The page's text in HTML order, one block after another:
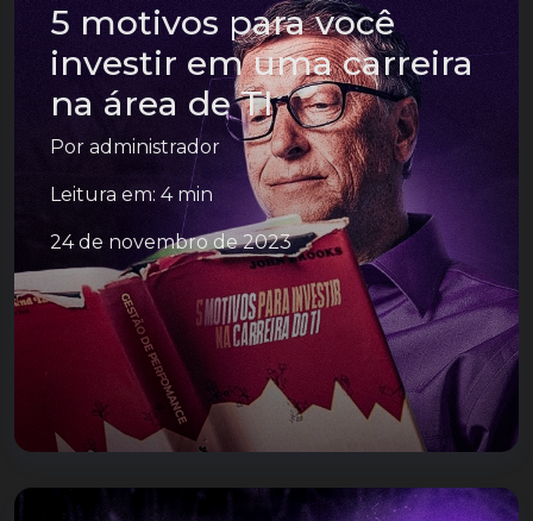
5 motivos para você
investir em uma carreira
na área de TI
Por administrador
Leitura em: 4 min
24 de novembro de 2023